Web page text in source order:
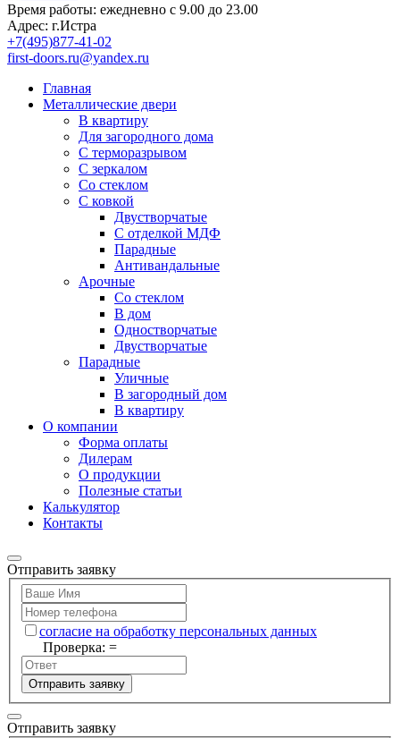
Время работы: ежедневно с 9.00 до 23.00
Адрес: г.Истра
+7(495)877-41-02
first-doors.ru@yandex.ru
Главная
Металлические двери
В квартиру
Для загородного дома
С терморазрывом
С зеркалом
Со стеклом
С ковкой
Двустворчатые
С отделкой МДФ
Парадные
Антивандальные
Арочные
Со стеклом
В дом
Одностворчатые
Двустворчатые
Парадные
Уличные
В загородный дом
В квартиру
О компании
Форма оплаты
Дилерам
О продукции
Полезные статьи
Калькулятор
Контакты
Отправить заявку
согласие на обработку персональных данных
Проверка: =
Отправить заявку